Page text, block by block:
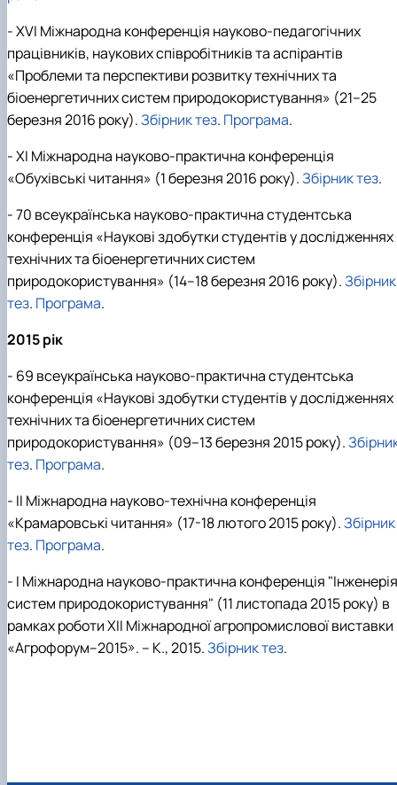
- XVІ Міжнародна конференція науково-педагогічних
працівників, наукових співробітників та аспірантів
«Проблеми та перспективи розвитку технічних та
біоенергетичних систем природокористування» (21–25
березня 2016 року).Збірник тез. Програма.
- XI Міжнародна науково-практична конференція
«Обухівські читання» (1 березня 2016 року).Збірник тез.
- 70 всеукраїнська науково-практична студентська
конференція «Наукові здобутки студентів у дослідженнях
технічних та біоенергетичних систем
природокористування» (14–18 березня 2016 року).Збірник
тез. Програма.
2015 рік
- 69 всеукраїнська науково-практична студентська
конференція «Наукові здобутки студентів у дослідженнях
технічних та біоенергетичних систем
природокористування» (09–13 березня 2015 року).
тез. Програма.
- ІІ Міжнародна науково-технічна конференція
«Крамаровські читання» (17-18 лютого 2015 року).Збірник
тез. Програма.
- І Міжнародна науково-практична конференція "Інженерія
систем природокористування" (11 листопада 2015 року) в
рамках роботи XII Міжнародної агропромислової виставки
«Агрофорум–2015». – К., 2015.Збірник тез.